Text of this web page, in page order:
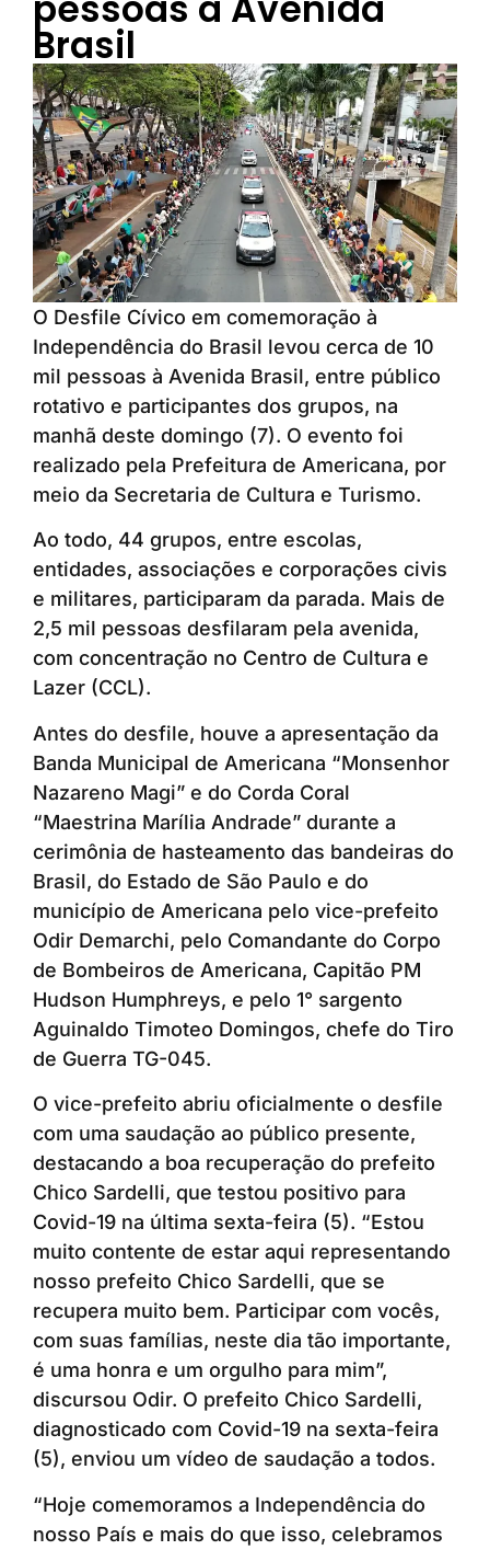
Brasil
O Desfile Cívico em comemoração à
Independência do Brasil levou cerca de 10
mil pessoas à Avenida Brasil, entre público
rotativo e participantes dos grupos, na
manhã deste domingo (7). O evento foi
realizado pela Prefeitura de Americana, por
meio da Secretaria de Cultura e Turismo.
Ao todo, 44 grupos, entre escolas,
entidades, associações e corporações civis
e militares, participaram da parada. Mais de
2,5 mil pessoas desfilaram pela avenida,
com concentração no Centro de Cultura e
Lazer (CCL).
Antes do desfile, houve a apresentação da
Banda Municipal de Americana “Monsenhor
Nazareno Magi” e do Corda Coral
“Maestrina Marília Andrade” durante a
cerimônia de hasteamento das bandeiras do
Brasil, do Estado de São Paulo e do
município de Americana pelo vice-prefeito
Odir Demarchi, pelo Comandante do Corpo
de Bombeiros de Americana, Capitão PM
Hudson Humphreys, e pelo 1° sargento
Aguinaldo Timoteo Domingos, chefe do Tiro
de Guerra TG-045.
O vice-prefeito abriu oficialmente o desfile
com uma saudação ao público presente,
destacando a boa recuperação do prefeito
Chico Sardelli, que testou positivo para
Covid-19 na última sexta-feira (5). “Estou
muito contente de estar aqui representando
nosso prefeito Chico Sardelli, que se
recupera muito bem. Participar com vocês,
com suas famílias, neste dia tão importante,
é uma honra e um orgulho para mim”,
discursou Odir. O prefeito Chico Sardelli,
diagnosticado com Covid-19 na sexta-feira
(5), enviou um vídeo de saudação a todos.
“Hoje comemoramos a Independência do
nosso País e mais do que isso, celebramos